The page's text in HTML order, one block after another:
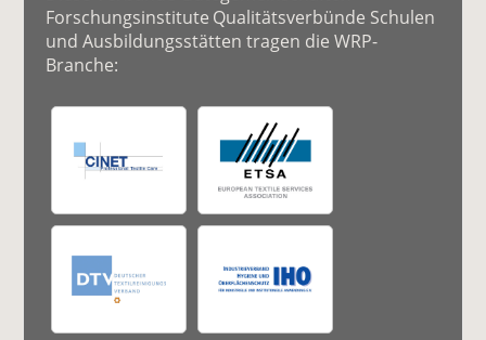
Forschungsinstitute Qualitätsverbünde Schulen
und Ausbildungsstätten tragen die WRP-
Branche: